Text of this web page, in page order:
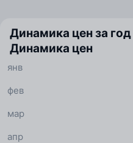
Динамика цен за год
Динамика цен
янв
фев
мар
апр